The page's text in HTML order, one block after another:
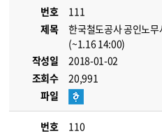
번호
111
제목
한국철도공사 공인노
(~1.16 14:00)
작성일
2018-01-02
조회수
20,991
파일
번호
110